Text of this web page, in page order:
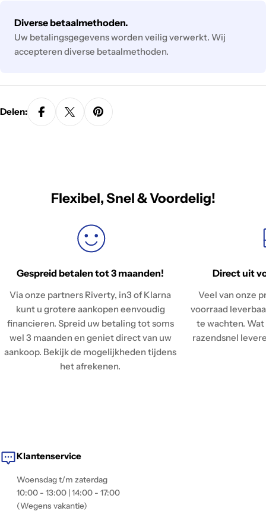
Diverse betaalmethoden.
Betaalmethodes
Uw betalingsgegevens worden veilig verwerkt. Wij
accepteren diverse betaalmethoden.
Delen:
Flexibel, Snel & Voordelig!
Gespreid betalen tot 3 maanden!
Via onze partners Riverty, in3 of Klarna
kunt u grotere aankopen eenvoudig
financieren. Spreid uw betaling tot soms
wel 3 maanden en geniet direct van uw
aankoop. Bekijk de mogelijkheden tijdens
het afrekenen.
Direct uit
Veel van onze
voorraad
te wachten.
razendsnel
Klantenservice
Woensdag t/m zaterdag
10:00 - 13:00 | 14:00 - 17:00
(Wegens vakantie)